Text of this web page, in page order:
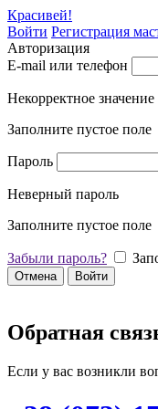
Красивей!
Войти Регистрация
Авторизация
E-mail или телефон
Некорректное значение
Заполните пустое поле
Пароль
Неверный пароль
Заполните пустое поле
Забыли пароль?
Отмена Войти
Обратная
Если у вас возникли